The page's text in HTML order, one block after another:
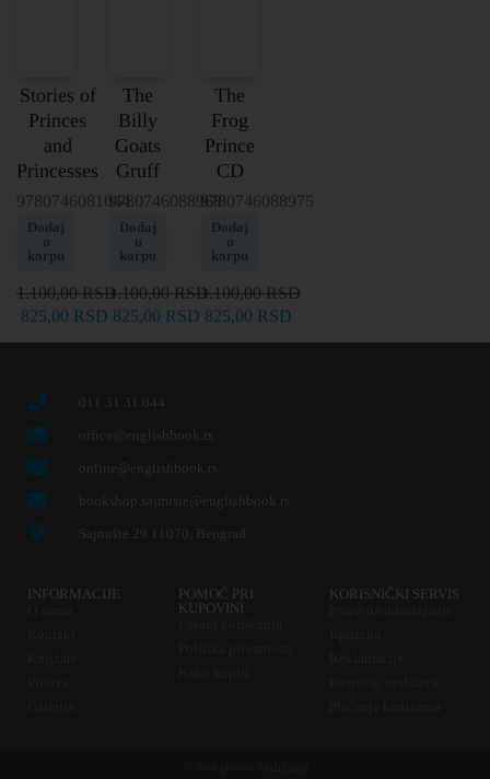
Stories of
Princes
and
Princesses
9780746081044
Dodaj
u
korpu
1.100,00RSD
825,00 RSD
The
Billy
Goats
Gruff
9780746088968
Dodaj
u
korpu
1.100,00RSD
825,00 RSD
The
Frog
Prince
CD
9780746088975
Dodaj
u
korpu
1.100,00RSD
825,00 RSD
011 31 31 044
office@englishbook.rs
online@englishbook.rs
bookshop.sajmiste@englishbook.rs
Sajmište 29 11070, Beograd
INFORMACIJE
POMOĆ PRI
KUPOVINI
KORISNIČKI SERVIS